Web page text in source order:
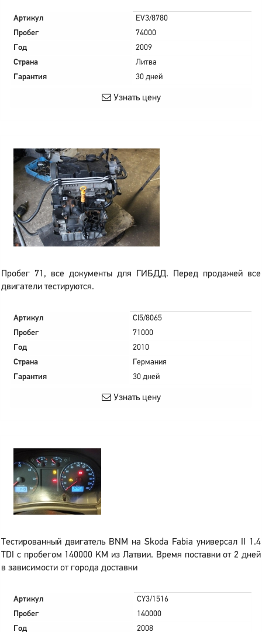
Артикул
EV3/8780
Пробег
74000
Год
2009
Страна
Литва
Гарантия
30 дней
Узнать цену
Пробег 71, все документы для ГИБДД. Перед продажей все
двигатели тестируются.
Артикул
CI5/8065
Пробег
71000
Год
2010
Страна
Германия
Гарантия
30 дней
Узнать цену
Тестированный двигатель BNM на Skoda Fabia универсал II 1.4
TDI с пробегом 140000 KM из Латвии. Время поставки от 2 дней
в зависимости от города доставки
Артикул
CY3/1516
Пробег
140000
Год
2008